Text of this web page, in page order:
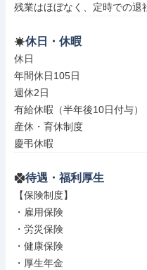
残業はほぼなく、定時での退
休日・休暇
休日
年間休日105日
週休2日
有給休暇（半年後10日付与）
産休・育休制度
慶弔休暇
待遇・福利厚生
【保険制度】
・雇用保険
・労災保険
・健康保険
・厚生年金